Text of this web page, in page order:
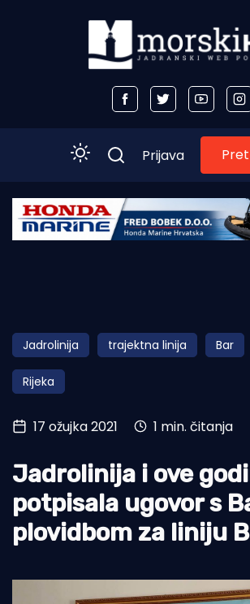
Početna
Obala
Otoci
Turizam i nautika
Pomorstvo
Ekologija
Tradicija i kultura
Prijava
Jadrolinija trajektna linija Bar
Rijeka
17 ožujka 2021 1 min. čitanja
Jadrolinija i ove
potpisala ugovor s
plovidbom za liniju